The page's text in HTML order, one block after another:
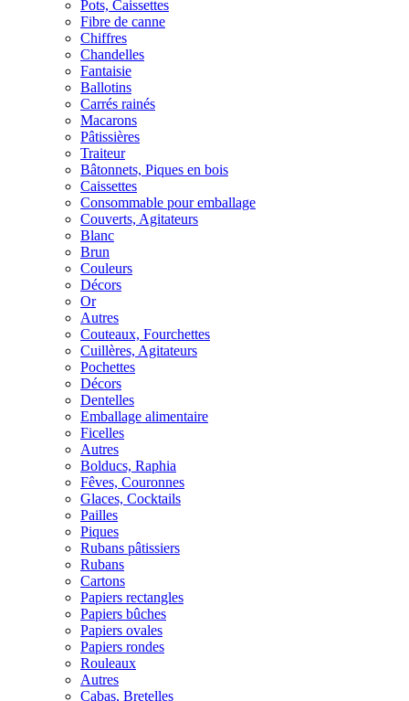
Pots, Caissettes
Fibre de canne
Chiffres
Chandelles
Fantaisie
Ballotins
Carrés rainés
Macarons
Pâtissières
Traiteur
Bâtonnets, Piques en bois
Caissettes
Consommable pour emballage
Couverts, Agitateurs
Blanc
Brun
Couleurs
Décors
Or
Autres
Couteaux, Fourchettes
Cuillères, Agitateurs
Pochettes
Décors
Dentelles
Emballage alimentaire
Ficelles
Autres
Bolducs, Raphia
Fêves, Couronnes
Glaces, Cocktails
Pailles
Piques
Rubans pâtissiers
Rubans
Cartons
Papiers rectangles
Papiers bûches
Papiers ovales
Papiers rondes
Rouleaux
Autres
Cabas, Bretelles